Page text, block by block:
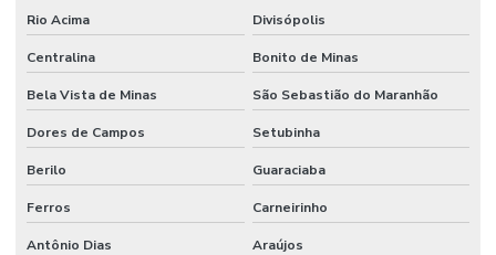
Rio Acima Divisópolis
Centralina Bonito de Minas
Bela Vista de Minas São Sebastião do Maranhão
Dores de Campos Setubinha
Berilo Guaraciaba
Ferros Carneirinho
Antônio Dias Araújos